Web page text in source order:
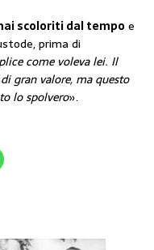
scoloriti dal tempo e
prima di
come voleva lei. Il
gran valore, ma questo
lo spolvero».